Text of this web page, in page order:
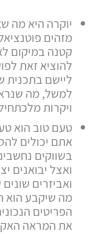
יוקרה היא מה
מזהים
קטנה במיקום
להוציא זאת
ליישם בתכנית
למשל, מה
ויקרות
טעם טוב הוא
אתם יכולים
בשווקים
ואצל יבואנים
ואביזרים
מה שיקבע הוא
הפריטים
את המראה